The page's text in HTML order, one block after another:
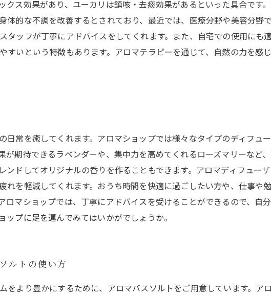
クス効果があり、ユーカリは鎮咳・去痰効果があるといった具合です
体的な不調を改善するとされており、最近では、医療分野や美容分野
タッフが丁寧にアドバイスをしてくれます。また、自宅での使用にも
すいという特徴もあります。アロマテラピーを通じて、自然の力を感
日常を癒してくれます。アロマショップでは様々なタイプのディフュ
が期待できるラベンダーや、集中力を高めてくれるローズマリーなど
ンドしてオリジナルの香りを作ることもできます。アロマディフュー
れを軽減してくれます。おうち時間を快適に過ごしたい方や、仕事や
ロマショップでは、丁寧にアドバイスを受けることができるので、自
プに足を運んでみてはいかがでしょうか。
ルトの使い方
をより豊かにするために、アロマバスソルトをご用意しています。ア